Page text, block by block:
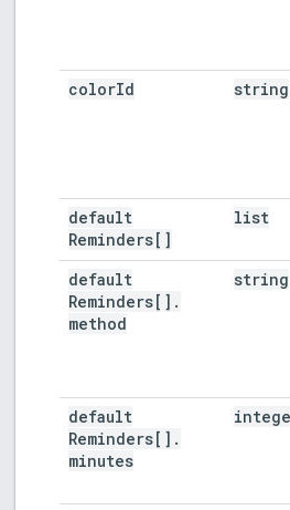
colorId string
default
Reminders[]
list
default
Reminders[] .
method
string
default
Reminders[] .
minutes